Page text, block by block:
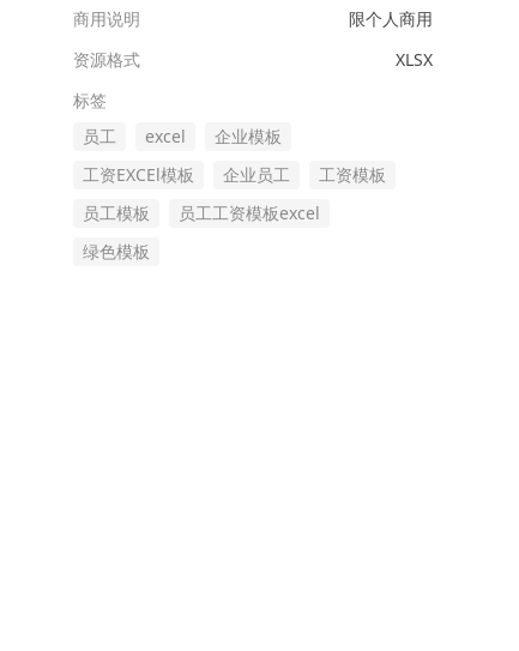
商用说明
限个人商用
资源格式
XLSX
标签
员工
excel
企业模板
工资EXCEl模板
企业员工
工资模板
员工模板
员工工资模板excel
绿色模板